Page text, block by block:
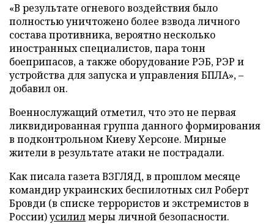
«В результате огневого воздействия было
полностью уничтожено более взвода личного
состава противника, вероятно несколько
иностранных специалистов, пара тонн
боеприпасов, а также оборудование РЭБ, РЭР и
устройства для запуска и управления БПЛА», –
добавил он.
Военнослужащий отметил, что это не первая
ликвидированная группа данного формирования
в подконтрольном Киеву Херсоне. Мирные
жители в результате атаки не пострадали.
Как писала газета ВЗГЛЯД, в прошлом месяце
командир украинских беспилотных сил Роберт
Бровди (в списке террористов и экстремистов в
России)усилилмеры личной безопасности.